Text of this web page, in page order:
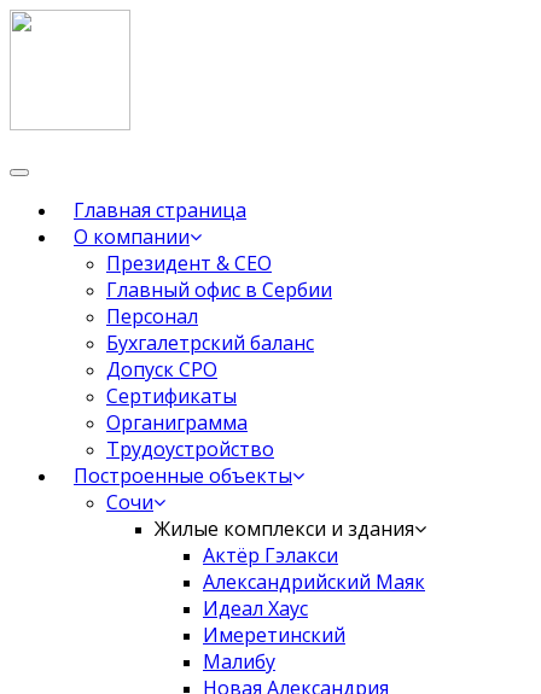
Переключить
навигацииГлавная страница
О компании
Президент & CEO
Главный офис в Сербии
Персонал
Бухгалетрский баланс
Допуск СРО
Сертификаты
Органиграмма
Трудоустройство
Построенные объекты
Сочи
Жилые комплекси и здания
Актёр Гэлакси
Александрийский Маяк
Идеал Хаус
Имеретинский
Малибу
Новая Александрия